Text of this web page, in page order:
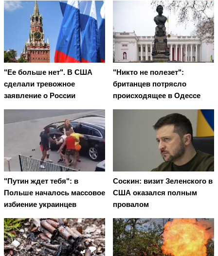
"Ее больше нет". В США
сделали тревожное
заявление о России
"Никто не полезет":
британцев потрясло
происходящее в Одессе
"Путин ждет тебя": в
Польше началось массовое
избиение украинцев
Соскин: визит Зеленского в
США оказался полным
провалом